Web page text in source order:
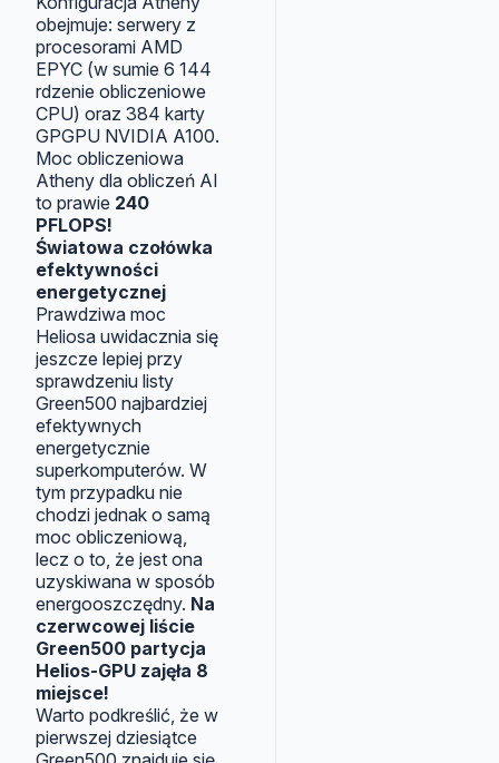
obejmuje: serwery z
procesorami AMD
EPYC (w sumie 6 144
rdzenie obliczeniowe
CPU) oraz 384 karty
GPGPU NVIDIA A100.
Moc obliczeniowa
Atheny dla obliczeń AI
to prawie 240
PFLOPS!
Światowa czołówka
efektywności
energetycznej
Prawdziwa moc
Heliosa uwidacznia się
jeszcze lepiej przy
sprawdzeniu listy
Green500 najbardziej
efektywnych
energetycznie
superkomputerów. W
tym przypadku nie
chodzi jednak o samą
moc obliczeniową,
lecz o to, że jest ona
uzyskiwana w sposób
energooszczędny. Na
czerwcowej liście
Green500 partycja
Helios-GPU zajęła 8
miejsce!
Warto podkreślić, że w
pierwszej dziesiątce